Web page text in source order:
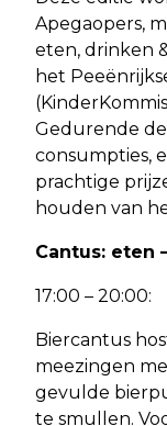
Apegaopers,
eten, drinken
het
Gedurende
consumpties,
prachtige
houden van
Cantus: eten
17:00 – 20:00:
Biercantus
meezingen
gevulde
te smullen.